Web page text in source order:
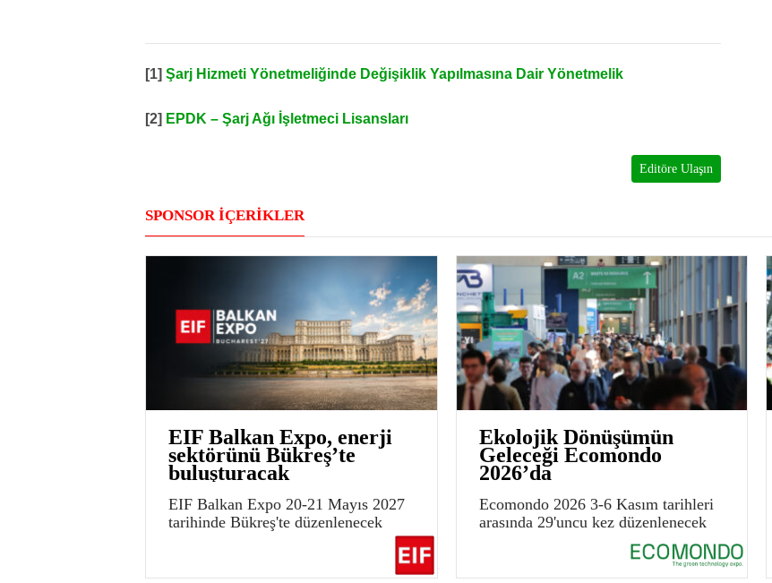
[1] Şarj Hizmeti Yönetmeliğinde Değişiklik Yapılmasına Dair Yönetmelik
[2] EPDK – Şarj Ağı İşletmeci Lisansları
Editöre Ulaşın
SPONSOR İÇERİKLER
EIF Balkan Expo, enerji
sektörünü Bükreş’te
buluşturacak
EIF Balkan Expo 20-21 Mayıs 2027
tarihinde Bükreş'te düzenlenecek
Ekolojik Dönüşümün
Geleceği Ecomondo
2026’da
Ecomondo 2026 3-6 Kasım tarihleri
arasında 29'uncu kez düzenlenecek